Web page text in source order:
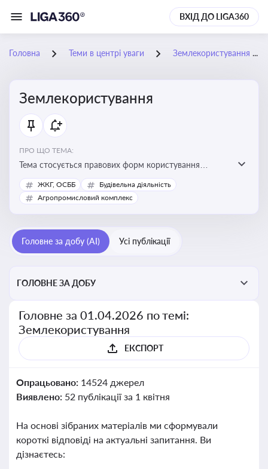
ВХІД ДО LIGA360
Головна Теми в центрі уваги Землекористування
Землекористування
ПРО ЩО ТЕМА:
Тема стосується правових форм користування
землею, зокрема умов доступу, володіння та
користування земельними ділянками різних форм
ЖКГ, ОСББ
Будівельна діяльність
Агропромисловий комплекс
Головне за добу (AI) Усі публікації
ГОЛОВНЕ ЗА ДОБУ
Головне за 01.04.2026 по темі:
Землекористування
ЕКСПОРТ
Опрацьовано: 14524 джерел
Виявлено: 52 публікації за 1 квітня
На основі зібраних матеріалів ми сформували
короткі відповіді на актуальні запитання. Ви
дізнаєтесь: